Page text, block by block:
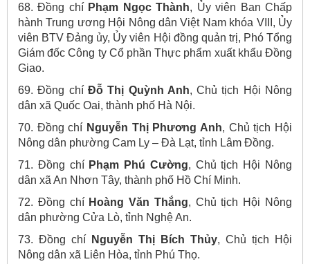
68. Đồng chí Phạm Ngọc Thành, Ủy viên Ban Chấp
hành Trung ương Hội Nông dân Việt Nam khóa VIII, Ủy
viên BTV Đảng ủy, Ủy viên Hội đồng quản trị, Phó Tổng
Giám đốc Công ty Cổ phần Thực phẩm xuất khẩu Đồng
Giao.
69. Đồng chí Đỗ Thị Quỳnh Anh, Chủ tịch Hội Nông
dân xã Quốc Oai, thành phố Hà Nội.
70. Đồng chí Nguyễn Thị Phương Anh, Chủ tịch Hội
Nông dân phường Cam Ly – Đà Lạt, tỉnh Lâm Đồng.
71. Đồng chí Phạm Phú Cường, Chủ tịch Hội Nông
dân xã An Nhơn Tây, thành phố Hồ Chí Minh.
72. Đồng chí Hoàng Văn Thắng, Chủ tịch Hội Nông
dân phường Cửa Lò, tỉnh Nghệ An.
73. Đồng chí
Nguyễn Thị Bích Thủy, Chủ tịch Hội
Nông dân xã Liên Hòa, tỉnh Phú Thọ.